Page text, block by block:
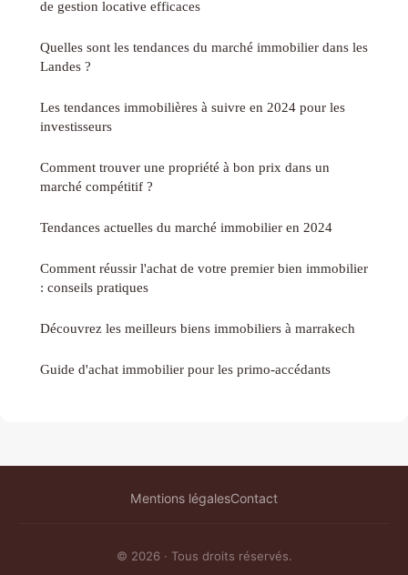
de gestion locative efficaces
Quelles sont les tendances du marché immobilier dans les
Landes ?
Les tendances immobilières à suivre en 2024 pour les
investisseurs
Comment trouver une propriété à bon prix dans un
marché compétitif ?
Tendances actuelles du marché immobilier en 2024
Comment réussir l'achat de votre premier bien immobilier
: conseils pratiques
Découvrez les meilleurs biens immobiliers à marrakech
Guide d'achat immobilier pour les primo-accédants
Mentions légalesContact
© 2026 · Tous droits réservés.